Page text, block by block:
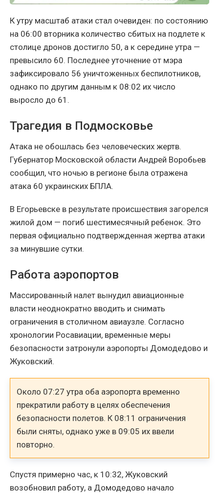
К утру масштаб атаки стал очевиден: по состоянию
на 06:00 вторника количество сбитых на подлете к
столице дронов достигло 50, а к середине утра —
превысило 60. Последнее уточнение от мэра
зафиксировало 56 уничтоженных беспилотников,
однако по другим данным к 08:02 их число
выросло до 61.
Трагедия в Подмосковье
Атака не обошлась без человеческих жертв.
Губернатор Московской области Андрей Воробьев
сообщил, что ночью в регионе была отражена
атака 60 украинских БПЛА.
В Егорьевске в результате происшествия загорелся
жилой дом — погиб шестимесячный ребенок. Это
первая официально подтвержденная жертва атаки
за минувшие сутки.
Работа аэропортов
Массированный налет вынудил авиационные
власти неоднократно вводить и снимать
ограничения в столичном авиаузле. Согласно
хронологии Росавиации, временные меры
безопасности затронули аэропорты Домодедово и
Жуковский.
Около 07:27 утра оба аэропорта временно
прекратили работу в целях обеспечения
безопасности полетов. К 08:11 ограничения
были сняты, однако уже в 09:05 их ввели
повторно.
Спустя примерно час, к 10:32, Жуковский
возобновил работу, а Домодедово начало